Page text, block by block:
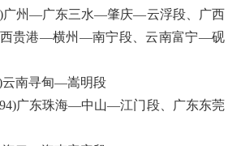
州—广东三水—肇庆—云浮段、广西
贵港—横州—南宁段、云南富宁—砚
南寻甸—嵩明段
广东珠海—中山—江门段、广东东莞